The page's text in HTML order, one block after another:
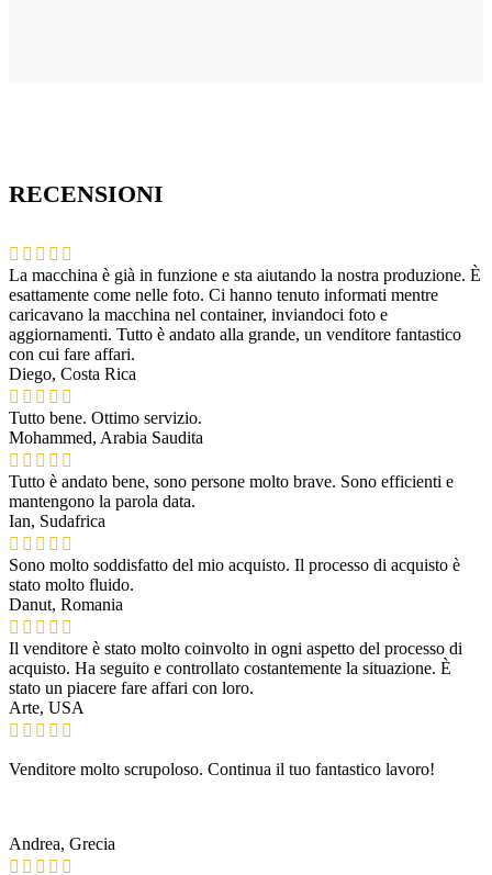
RECENSIONI
La macchina è già in funzione e sta aiutando la nostra produzione. È
esattamente come nelle foto. Ci hanno tenuto informati mentre
caricavano la macchina nel container, inviandoci foto e
aggiornamenti. Tutto è andato alla grande, un venditore fantastico
con cui fare affari.
Diego, Costa Rica
Tutto bene. Ottimo servizio.
Mohammed, Arabia Saudita
Tutto è andato bene, sono persone molto brave. Sono efficienti e
mantengono la parola data.
Ian, Sudafrica
Sono molto soddisfatto del mio acquisto. Il processo di acquisto è
stato molto fluido.
Danut, Romania
Il venditore è stato molto coinvolto in ogni aspetto del processo di
acquisto. Ha seguito e controllato costantemente la situazione. È
stato un piacere fare affari con loro.
Arte, USA
Venditore molto scrupoloso. Continua il tuo fantastico lavoro!
Andrea, Grecia